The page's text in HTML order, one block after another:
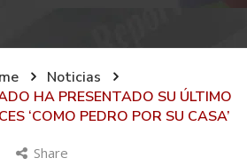
Noticias
HA PRESENTADO SU ÚLTIMO
‘COMO PEDRO POR SU CASA’
Share